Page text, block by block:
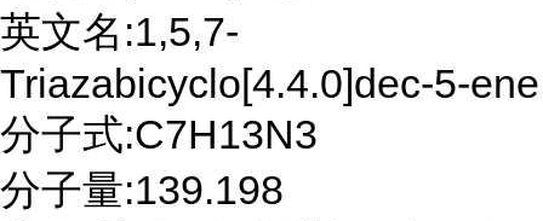
英文名:1,5,7-
Triazabicyclo[4.4.0]dec-5-ene
分子式:C7H13N3
分子量:139.198